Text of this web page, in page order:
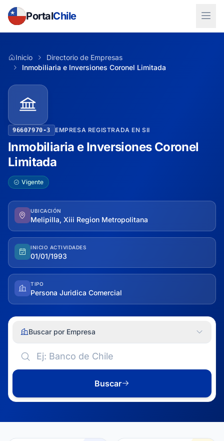
PortalChile
Inicio
Directorio de Empresas
Inmobiliaria e Inversiones Coronel Limitada
96607970-3 EMPRESA REGISTRADA EN SII
Inmobiliaria e Inversiones Coronel
Limitada
Vigente
UBICACIÓN
Melipilla, Xiii Region Metropolitana
INICIO ACTIVIDADES
01/01/1993
TIPO
Persona Juridica Comercial
Buscar por Empresa
Buscar